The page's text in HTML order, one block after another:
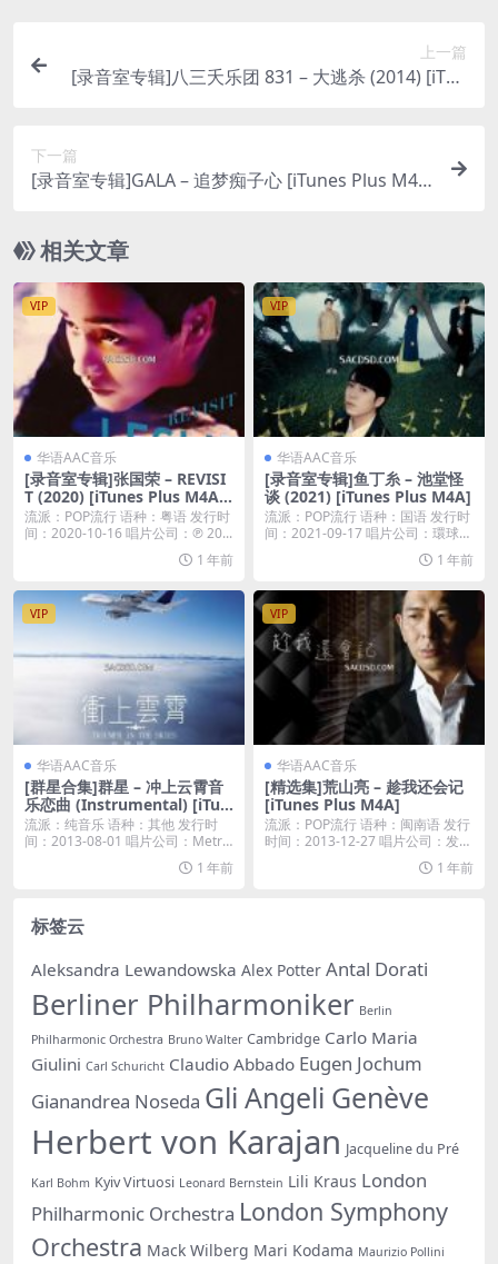
上一篇
[录音室专辑]八三夭乐团 831 – 大逃杀 (2014) [iTun
下一篇
[录音室专辑]GALA – 追梦痴子心 [iTunes Plus M4
相关文章
VIP
华语AAC音乐
[录音室专辑]张国荣 – REVISI
T (2020) [iTunes Plus M4A +
M4V]
流派：POP流行 语种：粤语 发行时
间：2020-10-16 唱片公司：℗ 20...
1 年前
VIP
华语AAC音乐
[录音室专辑]鱼丁糸 – 池堂怪
谈 (2021) [iTunes Plus M4A]
流派：POP流行 语种：国语 发行时
间：2021-09-17 唱片公司：環球唱
1 年前
VIP
华语AAC音乐
[群星合集]群星 – 冲上云霄音
乐恋曲 (Instrumental) [iTun
es Plus M4A]
流派：纯音乐 语种：其他 发行时
间：2013-08-01 唱片公司：Metro
1 年前
VIP
华语AAC音乐
[精选集]荒山亮 – 趁我还会记
[iTunes Plus M4A]
流派：POP流行 语种：闽南语 发行
时间：2013-12-27 唱片公司：发现
1 年前
标签云
Aleksandra Lewandowska Alex Potter Antal Dorati
Berliner Philharmoniker Berlin
Philharmonic Orchestra Bruno Walter Cambridge Carlo Maria
Giulini Carl Schuricht Claudio Abbado Eugen Jochum
Gianandrea Noseda Gli Angeli Genève
Herbert von Karajan Jacqueline du Pré
Karl Bohm Kyiv Virtuosi Leonard Bernstein Lili Kraus London
Philharmonic Orchestra London Symphony
Orchestra Mack Wilberg Mari Kodama Maurizio Pollini